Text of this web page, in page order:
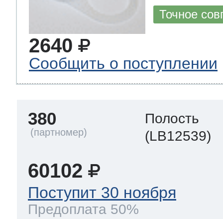
Точное
2640
Сообщить о поступлении
380
Полость
(LB12539)
60102
Поступит 30 ноября
Предоплата 50%